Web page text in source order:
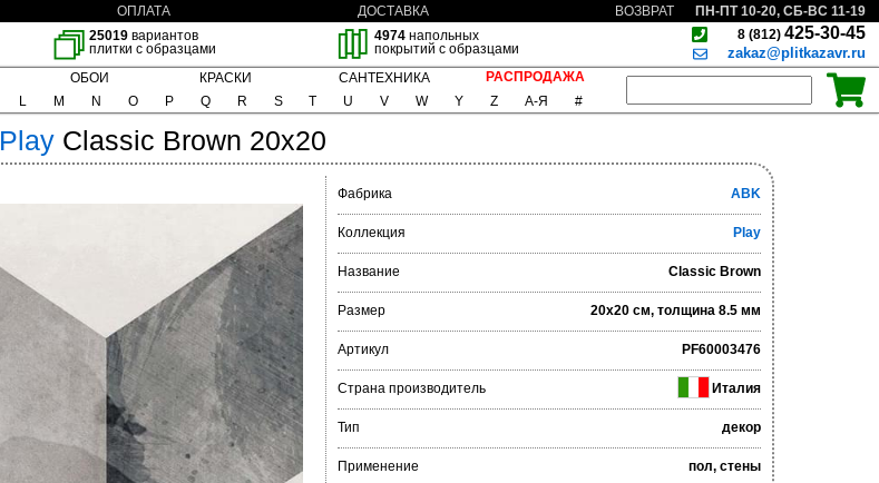
ОПЛАТА ДОСТАВКА ВОЗВРАТ
ПН-ПТ 10-20, СБ-ВС 11-19
25019 вариантов
плитки с образцами
4974напольных
покрытий с образцами
8 (812) 425-30-45
zakaz@plitkazavr.ru
ОБОИ КРАСКИ САНТЕХНИКА
РАСПРОДАЖА
L M N O P Q R S T U V W Y Z А-Я #
Play Classic Brown 20x20
Фабрика ABK
Коллекция Play
Название Classic Brown
Размер 20x20 см, толщина 8.5 мм
Артикул PF60003476
Страна производитель Италия
Тип декор
Применение пол, стены